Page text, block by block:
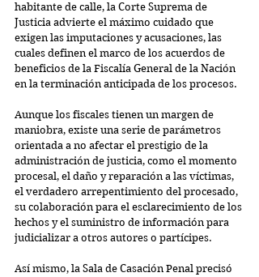
habitante de calle, la Corte Suprema de
Justicia advierte el máximo cuidado que
exigen las imputaciones y acusaciones, las
cuales definen el marco de los acuerdos de
beneficios de la Fiscalía General de la Nación
en la terminación anticipada de los procesos.
Aunque los fiscales tienen un margen de
maniobra, existe una serie de parámetros
orientada a no afectar el prestigio de la
administración de justicia, como el momento
procesal, el daño y reparación a las víctimas,
el verdadero arrepentimiento del procesado,
su colaboración para el esclarecimiento de los
hechos y el suministro de información para
judicializar a otros autores o partícipes.
Así mismo, la Sala de Casación Penal precisó